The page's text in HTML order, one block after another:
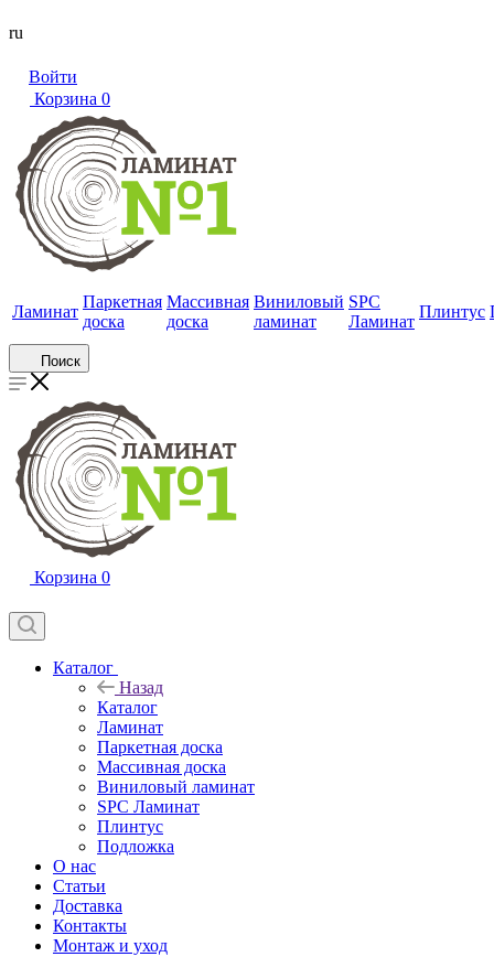
ru
Войти
Корзина 0
Ламинат
Паркетная
доска
Массивная
доска
Виниловый
ламинат
SPC
Ламинат
Плинтус
Поиск
Корзина 0
Каталог
Назад
Каталог
Ламинат
Паркетная доска
Массивная доска
Виниловый ламинат
SPC Ламинат
Плинтус
Подложка
О нас
Статьи
Доставка
Контакты
Монтаж и уход